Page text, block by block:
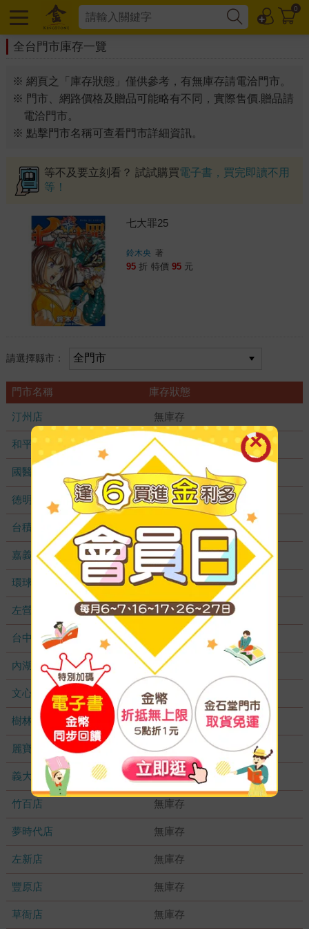
0
全台門市庫存一覽
※ 網頁之「庫存狀態」僅供參考，有無庫存請電洽門市。
※ 門市、網路價格及贈品可能略有不同，實際售價.贈品請
電洽門市。
※ 點擊門市名稱可查看門市詳細資訊。
等不及要立刻看？ 試試購買電子書，買完即讀不用
等！
七大罪25
鈴木央 著
95 折 特價 95 元
請選擇縣市：
門市名稱 庫存狀態
汀州店 無庫存
和平店 無庫存
國醫加盟店 無庫存
德明加盟店 無庫存
台積店 無庫存
嘉義耐斯店 無庫存
環球店 無庫存
左營店 無庫存
台中秀泰店 無庫存
內湖大潤發 無庫存
文心店 無庫存
樹林店 無庫存
麗寶店 無庫存
義大店 無庫存
竹百店 無庫存
夢時代店 無庫存
左新店 無庫存
豐原店 無庫存
草衙店 無庫存